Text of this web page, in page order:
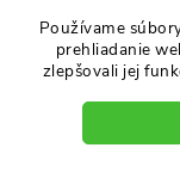
Používame
prehliadanie
zlepšovali jej